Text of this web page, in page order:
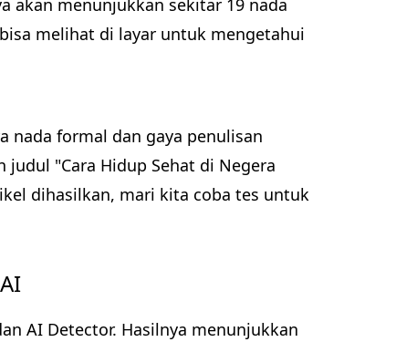
melihat di layar untuk mengetahui
nada formal dan gaya penulisan
"Cara Hidup Sehat di Negera
dihasilkan, mari kita coba tes untuk
AI Detector. Hasilnya menunjukkan